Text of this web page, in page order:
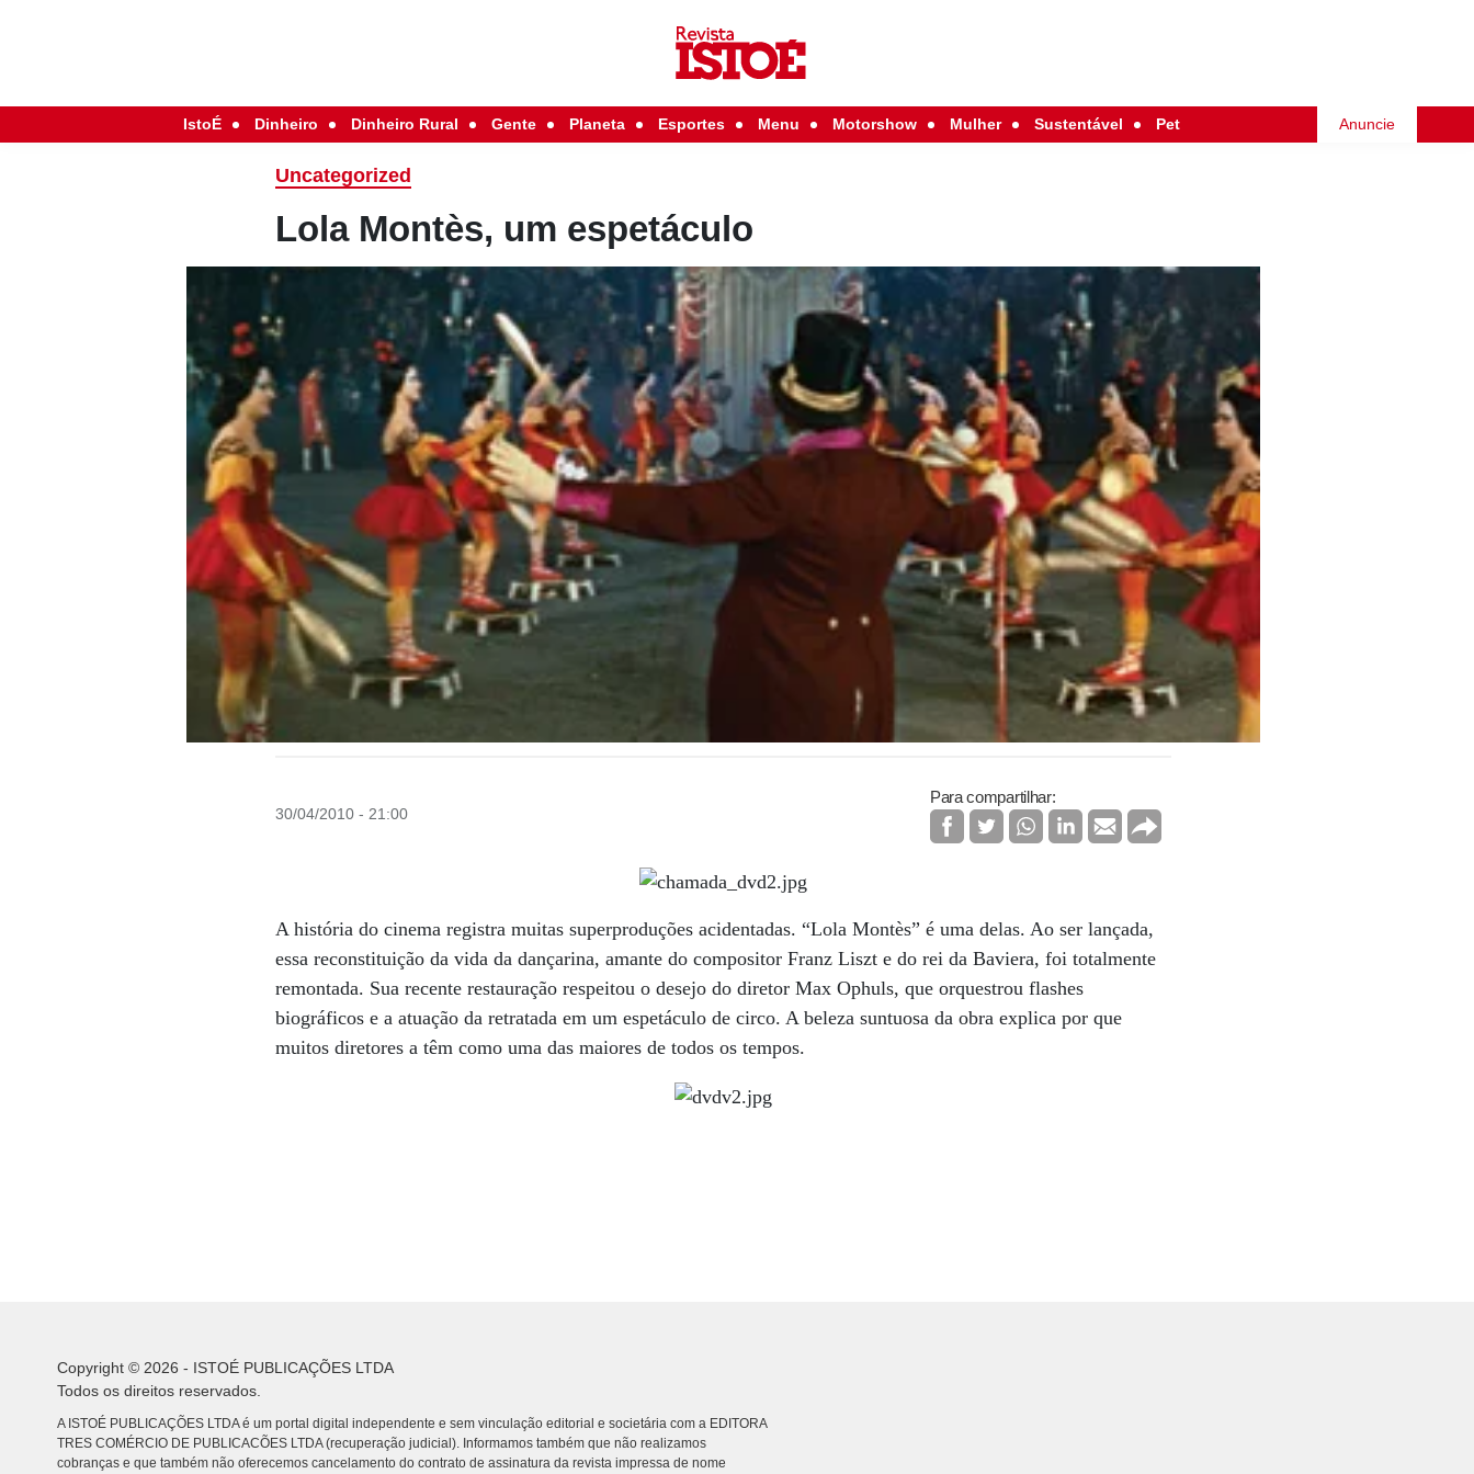
IstoÉ Dinheiro Dinheiro Rural Gente Planeta Esportes Menu Motorshow Mulher Sustentável Pet Anuncie
Uncategorized
Lola Montès, um espetáculo
30/04/2010 - 21:00
Para compartilhar:
A história do cinema registra muitas superproduções acidentadas. “Lola Montès” é uma delas. Ao ser lançada,
essa reconstituição da vida da dançarina, amante do compositor Franz Liszt e do rei da Baviera, foi totalmente
remontada. Sua recente restauração respeitou o desejo do diretor Max Ophuls, que orquestrou flashes
biográficos e a atuação da retratada em um espetáculo de circo. A beleza suntuosa da obra explica por que
muitos diretores a têm como uma das maiores de todos os tempos.
Copyright © 2026 - ISTOÉ PUBLICAÇÕES LTDA
Todos os direitos reservados.
A ISTOÉ PUBLICAÇÕES LTDA é um portal digital independente e sem vinculação editorial e societária com a EDITORA
TRES COMÉRCIO DE PUBLICACÕES LTDA (recuperação judicial). Informamos também que não realizamos
cobranças e que também não oferecemos cancelamento do contrato de assinatura da revista impressa de nome